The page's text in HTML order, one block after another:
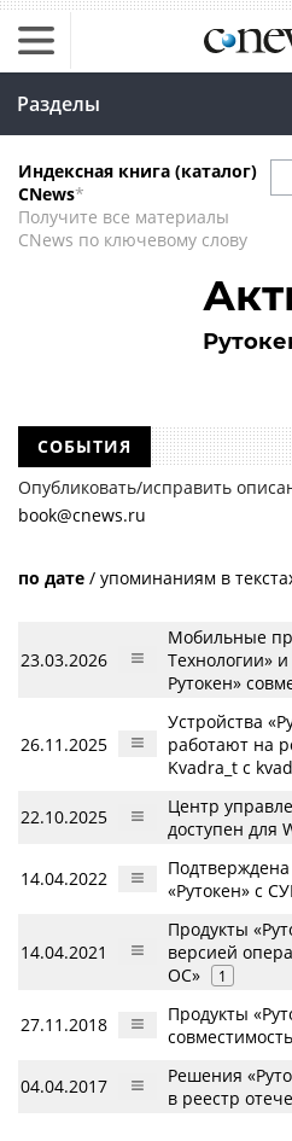
Разделы
Индексная книга (каталог)
CNews*
Получите все материалы
CNews по ключевому слову
СОБЫТИЯ
Опубликовать/исправить
book@cnews.ru
по дате / упоминаниям в
23.03.2026
Мобильные
Технологии»
Рутокен»
26.11.2025
Устройства
работают на
Kvadra_t с
22.10.2025
Центр
доступен для
14.04.2022
Подтверждена
«Рутокен» с
14.04.2021
Продукты
версией
ОС»
1
27.11.2018
Продукты
04.04.2017
Решения
в реестр